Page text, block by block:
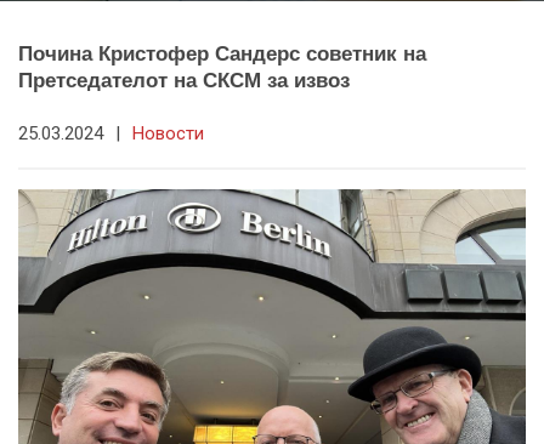
Почина Кристофер Сандерс советник на
Претседателот на СКСМ за извоз
25.03.2024 | Новости